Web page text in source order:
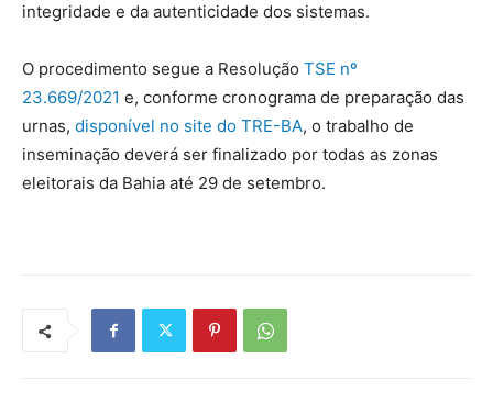
integridade e da autenticidade dos sistemas.
O procedimento segue a Resolução TSE nº
23.669/2021 e, conforme cronograma de preparação das
urnas, disponível no site do TRE-BA, o trabalho de
inseminação deverá ser finalizado por todas as zonas
eleitorais da Bahia até 29 de setembro.